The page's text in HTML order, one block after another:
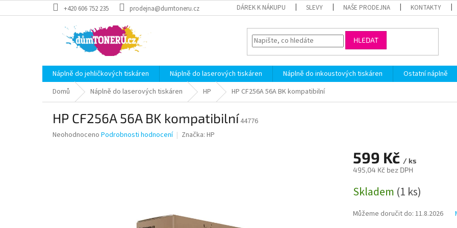
na
+420 606 752 235 prodejna@dumtoneru.cz DÁREK K NÁKUPU SLEVY NAŠE PRODEJNA KONTAKTY
HLEDAT
Náplně do jehličkových tiskáren Náplně do laserových tiskáren Náplně do inkoustových tiskáren Ostatní náplně
Domů
Náplně do laserových tiskáren HP HP CF256A 56A BK kompatibilní
HP CF256A 56A BK kompatibilní 44776
Průměrné
Neohodnoceno Podrobnosti hodnocení Značka: HP
599 Kč / ks
495,04 Kč bez DPH
cena:
Skladem (1 ks)
Můžeme doručit do: 11.8.2026